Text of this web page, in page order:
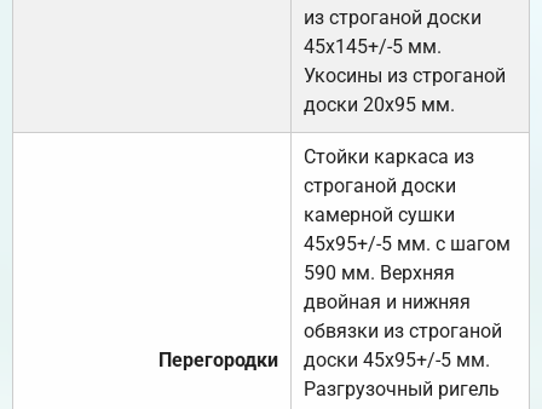
из строганой доски
45х145+/-5 мм.
Укосины из строганой
доски 20х95 мм.
Перегородки
Стойки каркаса из
строганой доски
камерной сушки
45х95+/-5 мм. с шагом
590 мм. Верхняя
двойная и нижняя
обвязки из строганой
доски 45х95+/-5 мм.
Разгрузочный ригель